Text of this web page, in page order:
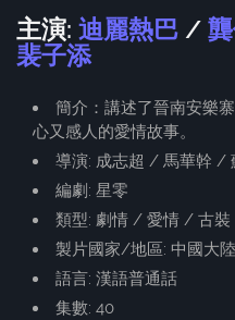
主演: 迪麗熱巴 /
裴子添
簡介：講述了晉南安樂
心又感人的愛情故事。
導演: 成志超 / 馬華幹 /
編劇: 星零
類型: 劇情 / 愛情 / 古裝
製片國家/地區: 中國大陸
語言: 漢語普通話
集數: 40